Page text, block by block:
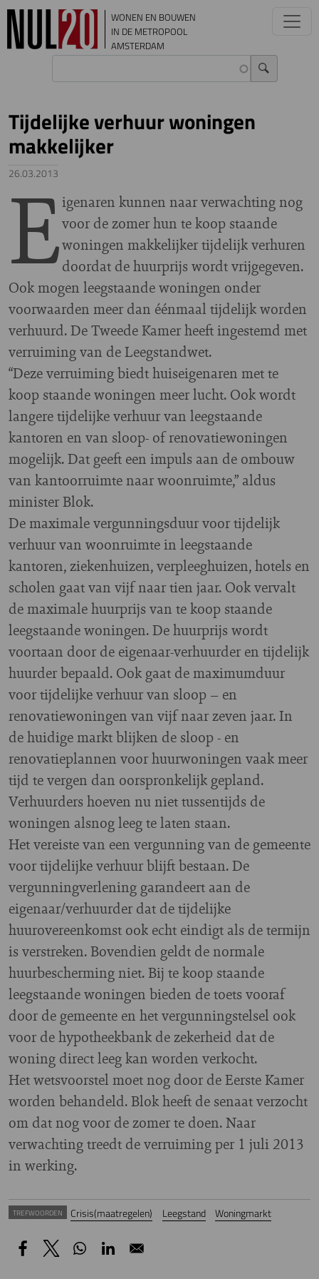
Overslaan en naar de inhoud gaan
WONEN EN BOUWEN
IN DE METROPOOL
AMSTERDAM
Tijdelijke verhuur woningen
makkelijker
26.03.2013
Eigenaren kunnen naar verwachting nog
voor de zomer hun te koop staande
woningen makkelijker tijdelijk verhuren
doordat de huurprijs wordt vrijgegeven.
Ook mogen leegstaande woningen onder
voorwaarden meer dan éénmaal tijdelijk worden
verhuurd. De Tweede Kamer heeft ingestemd met
verruiming van de Leegstandwet.
“Deze verruiming biedt huiseigenaren met te
koop staande woningen meer lucht. Ook wordt
langere tijdelijke verhuur van leegstaande
kantoren en van sloop- of renovatiewoningen
mogelijk. Dat geeft een impuls aan de ombouw
van kantoorruimte naar woonruimte,” aldus
minister Blok.
De maximale vergunningsduur voor tijdelijk
verhuur van woonruimte in leegstaande
kantoren, ziekenhuizen, verpleeghuizen, hotels en
scholen gaat van vijf naar tien jaar. Ook vervalt
de maximale huurprijs van te koop staande
leegstaande woningen. De huurprijs wordt
voortaan door de eigenaar-verhuurder en tijdelijk
huurder bepaald. Ook gaat de maximumduur
voor tijdelijke verhuur van sloop – en
renovatiewoningen van vijf naar zeven jaar. In
de huidige markt blijken de sloop - en
renovatieplannen voor huurwoningen vaak meer
tijd te vergen dan oorspronkelijk gepland.
Verhuurders hoeven nu niet tussentijds de
woningen alsnog leeg te laten staan.
Het vereiste van een vergunning van de gemeente
voor tijdelijke verhuur blijft bestaan. De
vergunningverlening garandeert aan de
eigenaar/verhuurder dat de tijdelijke
huurovereenkomst ook echt eindigt als de termijn
is verstreken. Bovendien geldt de normale
huurbescherming niet. Bij te koop staande
leegstaande woningen bieden de toets vooraf
door de gemeente en het vergunningstelsel ook
voor de hypotheekbank de zekerheid dat de
woning direct leeg kan worden verkocht.
Het wetsvoorstel moet nog door de Eerste Kamer
worden behandeld. Blok heeft de senaat verzocht
om dat nog voor de zomer te doen. Naar
verwachting treedt de verruiming per 1 juli 2013
in werking.
TREFWOORDEN Crisis(maatregelen) Leegstand Woningmarkt